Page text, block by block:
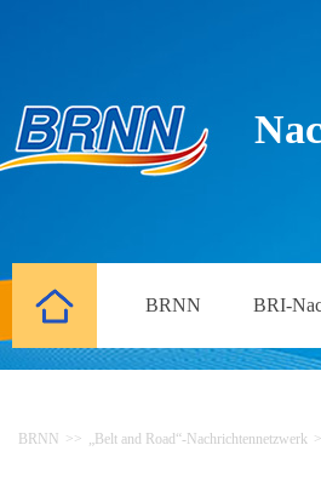
BRNN BRI-
BRNN >> „Belt and Road“-Nachrichtennetzwerk